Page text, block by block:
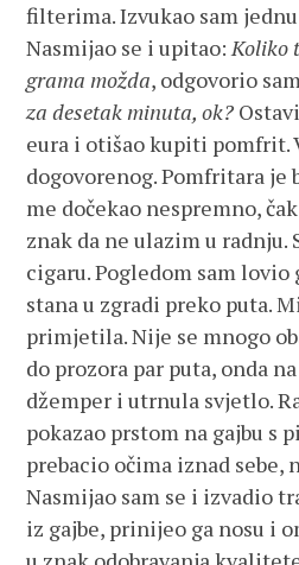
filterima. Izvukao sam
Nasmijao se i upitao:Koliko
grama možda, odgovorio
za desetak minuta, ok?
eura i otišao kupiti pomfrit.
dogovorenog. Pomfritara je
me dočekao nespremno,
znak da ne ulazim u radnju.
cigaru. Pogledom sam
stana u zgradi preko puta.
primjetila. Nije se mnogo
do prozora par puta, onda
džemper i utrnula svjetlo.
pokazao prstom na gajbu s
prebacio očima iznad sebe,
Nasmijao sam se i izvadio
iz gajbe, prinijeo ga nosu i